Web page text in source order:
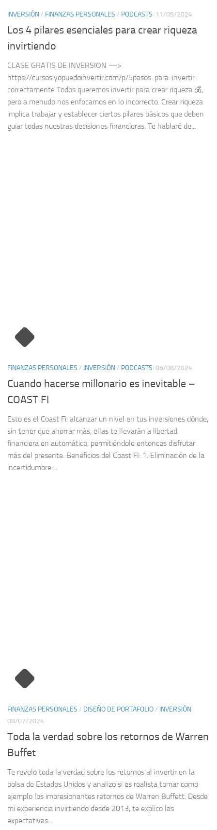
INVERSIÓN/ FINANZAS PERSONALES / PODCASTS 11/09/2024
Los 4 pilares esenciales para crear riqueza
invirtiendo
CLASE GRATIS DE INVERSION —>
https://cursos.yopuedoinvertir.com/p/5pasos-para-invertir-
correctamente Todos queremos invertir para crear riqueza 💰,
pero a menudo nos enfocamos en lo incorrecto. Crear riqueza
implica trabajar y establecer ciertos pilares básicos que deben
guiar todas nuestras decisiones financieras. Te hablaré de...
FINANZAS PERSONALES / INVERSIÓN/ PODCASTS 06/08/2024
Cuando hacerse millonario es inevitable –
COAST FI
Esto es el Coast Fi: alcanzar un nivel en tus inversiones dónde,
sin tener que ahorrar más, ellas te llevarán a libertad
financiera en automático, permitiéndole entonces disfrutar
más del presente. Beneficios del Coast FI: 1. Eliminación de la
incertidumbre:...
FINANZAS PERSONALES / DISEÑO DE PORTAFOLIO/ INVERSIÓN
08/07/2024
Toda la verdad sobre los retornos de Warren
Buffet
Te revelo toda la verdad sobre los retornos al invertir en la
bolsa de Estados Unidos y analizo si es realista tomar como
ejemplo los impresionantes retornos de Warren Buffett. Desde
mi experiencia invirtiendo desde 2013, te explico las
expectativas...